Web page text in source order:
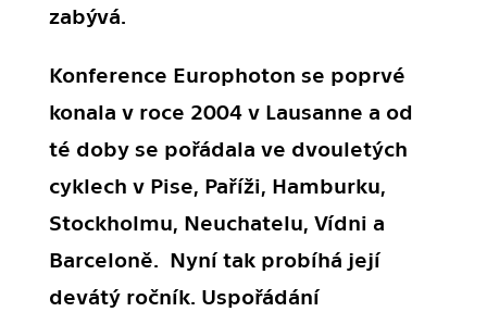
zabývá.
Konference Europhoton se poprvé
konala v roce 2004 v Lausanne a od
té doby se pořádala ve dvouletých
cyklech v Pise, Paříži, Hamburku,
Stockholmu, Neuchatelu, Vídni a
Barceloně. Nyní tak probíhá její
devátý ročník. Uspořádání